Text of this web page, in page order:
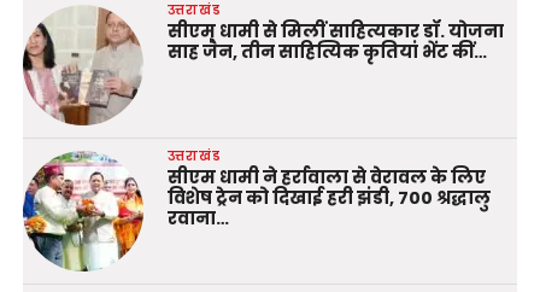
उत्तराखंड
सीएम धामी से मिलीं साहित्यकार डॉ. योजना
साह जैन, तीन साहित्यिक कृतियां भेंट कीं…
उत्तराखंड
सीएम धामी ने हर्रावाला से वेरावल के लिए
विशेष ट्रेन को दिखाई हरी झंडी, 700 श्रद्धालु
रवाना…